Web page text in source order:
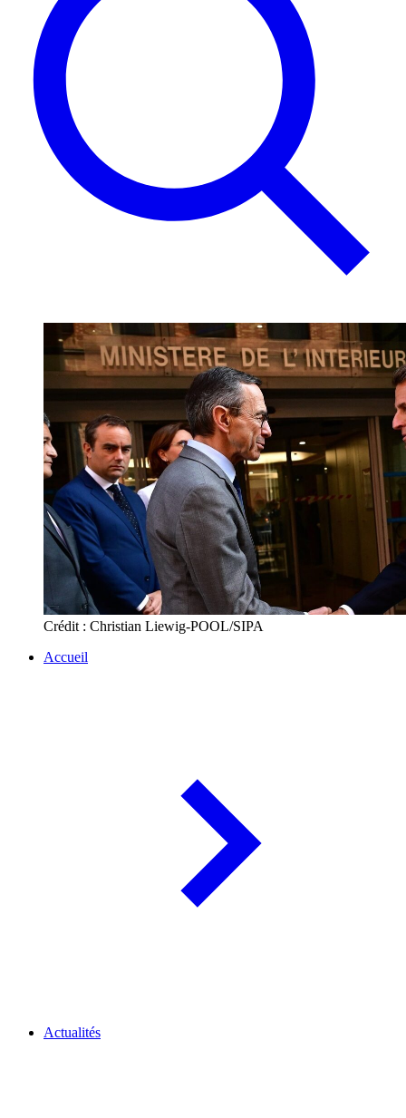
Crédit : Christian Liewig-POOL/SIPA
Accueil
Actualités